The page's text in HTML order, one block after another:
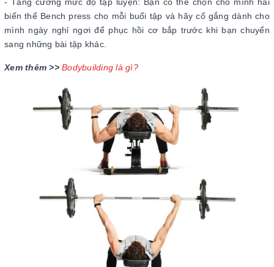
- Tăng cường mức độ tập luyện: Bạn có thể chọn cho mình hai
biến thể Bench press cho mỗi buổi tập và hãy cố gắng dành cho
mình ngày nghỉ ngơi để phục hồi cơ bắp trước khi bạn chuyển
sang những bài tập khác.
Xem thêm >> Bodybuilding là gì?